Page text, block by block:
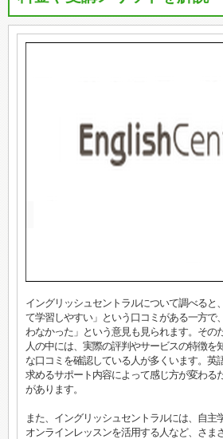
イングリッシュセントラルについて調べると
て学習しやすい」という口コミがある一方で
わなかった」という意見も見られます。その
人の中には、実際の評判やサービスの特徴を
な口コミを確認している人が多くいます。英
求めるサポート内容によって感じ方が変わる
があります。
また、イングリッシュセントラルには、自主
オンラインレッスンを活用する人など、さま